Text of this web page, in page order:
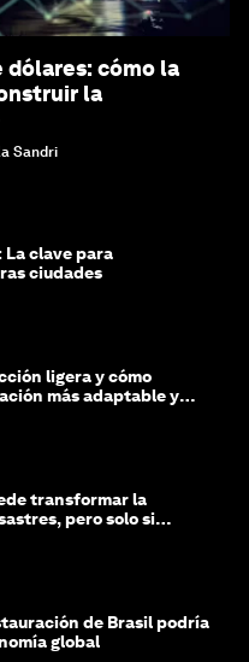
dólares: cómo la
la
Sandri
La clave para
ciudades
ligera y cómo
más adaptable y
transformar la
pero solo si
de Brasil podría
global